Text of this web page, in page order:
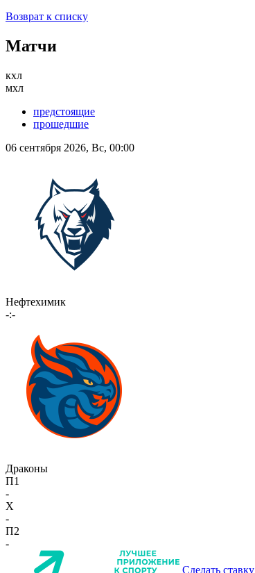
Возврат к списку
Матчи
кхл
мхл
предстоящие
прошедшие
06 сентября 2026, Вс, 00:00
Нефтехимик
-:-
Драконы
П1
-
X
-
П2
-
Сделать ставку